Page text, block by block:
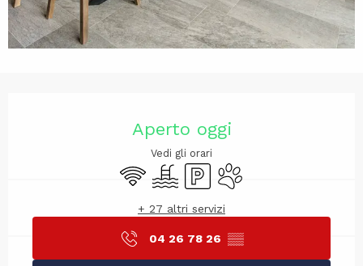
Aperto oggi
Vedi gli orari
Wi-Fi PiscinaParcheggioAnimali ammessi
+ 27 altri servizi
04 26 78 26 ▒▒